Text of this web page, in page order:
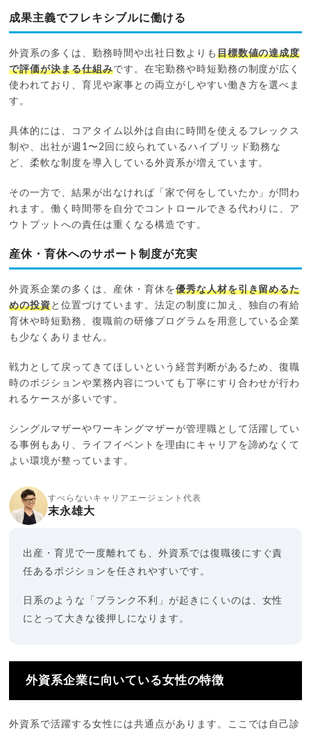
成果主義でフレキシブルに働ける
外資系の多くは、勤務時間や出社日数よりも 目標数値の達成度
で評価が決まる仕組みです。在宅勤務や時短勤務の制度が広く
使われており、育児や家事との両立がしやすい働き方を選べま
す。
具体的には、コアタイム以外は自由に時間を使えるフレックス
制や、出社が週1〜2回に絞られているハイブリッド勤務な
ど、柔軟な制度を導入している外資系が増えています。
その一方で、結果が出なければ「家で何をしていたか」が問わ
れます。働く時間帯を自分でコントロールできる代わりに、ア
ウトプットへの責任は重くなる構造です。
産休・育休へのサポート制度が充実
外資系企業の多くは、産休・育休を優秀な人材を引き留めるた
めの投資と位置づけています。法定の制度に加え、独自の有給
育休や時短勤務、復職前の研修プログラムを用意している企業
も少なくありません。
戦力として戻ってきてほしいという経営判断があるため、復職
時のポジションや業務内容についても丁寧にすり合わせが行わ
れるケースが多いです。
シングルマザーやワーキングマザーが管理職として活躍してい
る事例もあり、ライフイベントを理由にキャリアを諦めなくて
よい環境が整っています。
すべらないキャリアエージェント代表
末永雄大
出産・育児で一度離れても、外資系では復職後にすぐ責
任あるポジションを任されやすいです。
日系のような「ブランク不利」が起きにくいのは、女性
にとって大きな後押しになります。
外資系企業に向いている女性の特徴
外資系で活躍する女性には共通点があります。ここでは自己診